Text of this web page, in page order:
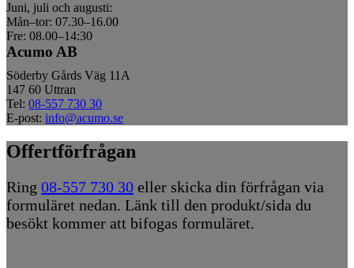
Juni, juli och augusti:
Mån–tor: 07.30–16.00
Fre: 08.00–14:30
Acumo AB
Söderby Gårds Väg 11A
147 60 Uttran
Tel: 08-557 730 30
E-post: info@acumo.se
Offertförfrågan
Ring 08-557 730 30 eller skicka din förfrågan via
formuläret nedan. Länk till den produkt/sida du
besökt kommer att bifogas formuläret.